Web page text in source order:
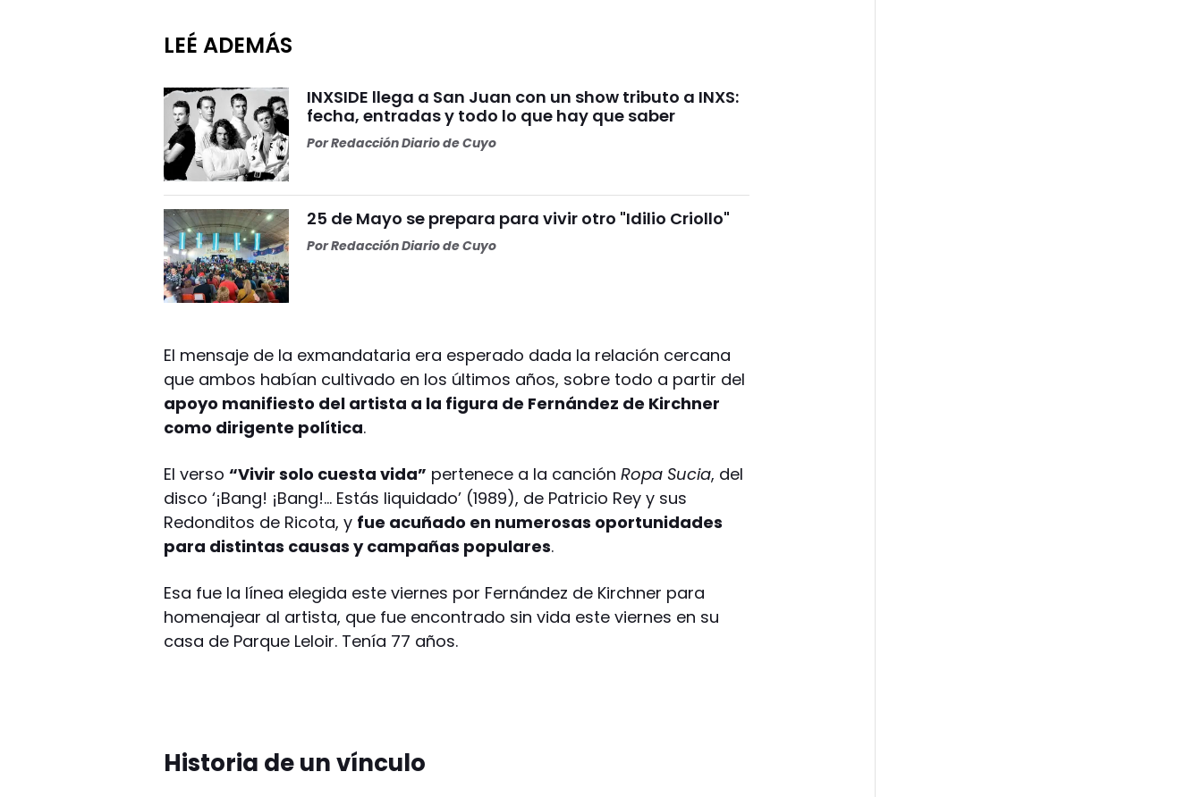
LEÉ ADEMÁS
INXSIDE llega a San Juan con un show tributo a INXS:
fecha, entradas y todo lo que hay que saber
PorRedacción Diario de Cuyo
25 de Mayo se prepara para vivir otro "Idilio Criollo"
PorRedacción Diario de Cuyo
El mensaje de la exmandataria era esperado dada la relación cercana
que ambos habían cultivado en los últimos años, sobre todo a partir del
apoyo manifiesto del artista a la figura de Fernández de Kirchner
como dirigente política.
El verso“Vivir solo cuesta vida” pertenece a la canciónRopa Sucia, del
disco ‘¡Bang! ¡Bang!... Estás liquidado’ (1989), de Patricio Rey y sus
Redonditos de Ricota, y fue acuñado en numerosas oportunidades
para distintas causas y campañas populares.
Esa fue la línea elegida este viernes por Fernández de Kirchner para
homenajear al artista, que fue encontrado sin vida este viernes en su
casa de Parque Leloir. Tenía 77 años.
Historia de un vínculo